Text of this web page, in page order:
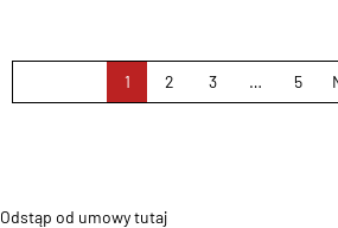
1 2 3 … 5
Odstąp od umowy tutaj